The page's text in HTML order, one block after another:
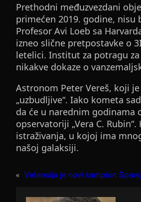
Prethodni međuzvezdani
primećen 2019. godine,
Profesor Avi Loeb sa
izneo slične pretpostavke o
letelici. Institut za potragu
nikakve dokaze o
Astronom Peter Vereš, koji
„uzbudljive“. Iako kometa
da će u narednim godinama
opservatoriji „Vera C.
istraživanja, u kojoj ima
našoj galaksiji.
« Valensija je novi šampion